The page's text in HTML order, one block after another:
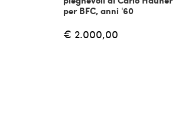
per BFC, anni '60
€ 2.000,00